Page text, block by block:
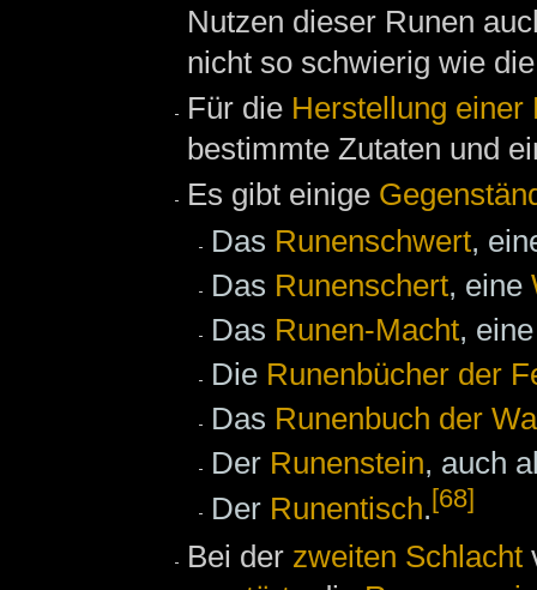
Nutzen dieser Runen
nicht so schwierig wie
Für die Herstellung einer
bestimmte Zutaten und
Es gibt einige
Das Runenschwert,
Das Runenschert, eine
Das Runen-Macht,
Die Runenbücher der
Das Runenbuch der
Der Runenstein, auch
Der Runentisch.[68]
Bei der zweiten Schlacht